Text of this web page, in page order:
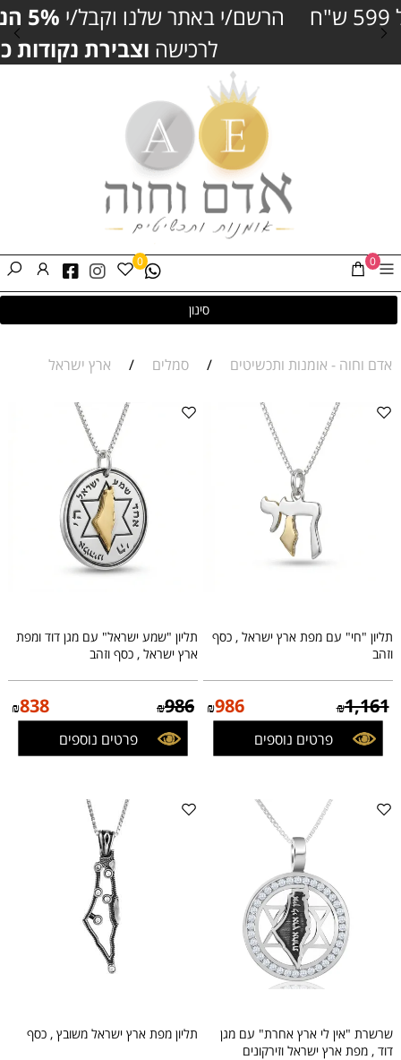
הרשם/י באתר שלנו וקבל/י5% הנחה
נוספים
וצבירת נקודות כסף
0
0
סינון
אדם וחוה - אומנות ותכשיטים / סמלים / ארץ ישראל
תליון "חי" עם מפת ארץ ישראל , כסף
וזהב
₪1,161
₪986
פרטים נוספים
תליון "שמע ישראל" עם מגן דוד ומפת
ארץ ישראל , כסף וזהב
₪986
₪838
פרטים נוספים
שרשרת "אין לי ארץ אחרת" עם מגן
דוד , מפת ארץ ישראל וזירקונים
תליון מפת ארץ ישראל משובץ , כסף